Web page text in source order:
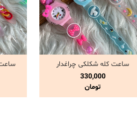
مشاهده و خرید
ساعت کله شکلکی چراغدار
330,000
تومان
ساعت